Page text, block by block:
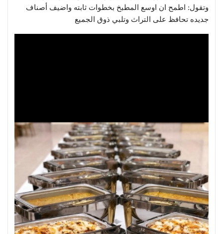
وتقول: اطمح ان اوسع المطبخ بخطوات ثابته واضيف أصناف
جديده تحافظ على التراث وتلبي ذوق الجميع